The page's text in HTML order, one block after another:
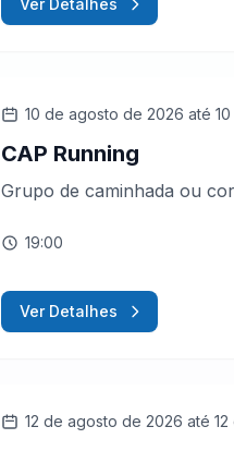
10 de agosto de 2026 até
CAP Running
Grupo de caminhada ou
19:00
Ver Detalhes
12 de agosto de 2026 até